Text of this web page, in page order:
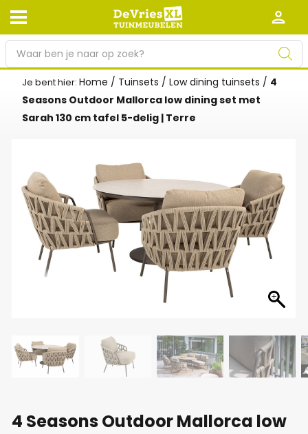
Afhalen en bezorgen Retourneren
Garantie Algemene voorwaarden
Zakelijk Werken bij De Vries XL
Tuinmeubelwinkel in de buurt
r
Je bent hier:Home / Tuinsets /Low dining tuinsets / 4
Seasons Outdoor Mallorca low dining set met
Sarah 130 cm tafel 5-delig | Terre
4 Seasons Outdoor Mallorca low